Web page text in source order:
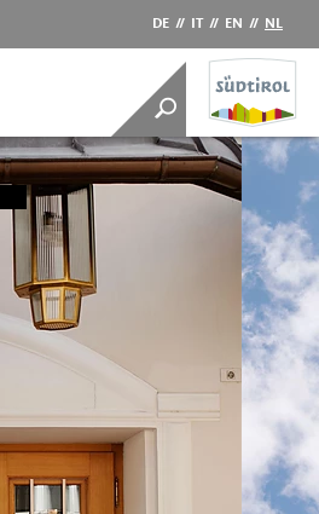
DE // IT // EN // NL